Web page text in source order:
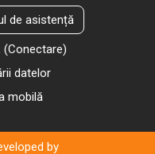
de asistență
(Conectare)
datelor
mobilă
by